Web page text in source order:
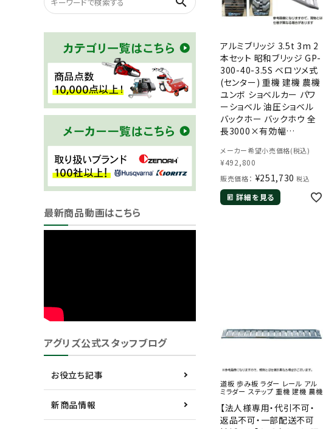
最新商品動画はこちら
アグリズ公式スタッフブログ
お役立ち記事
新商品情報
アルミブリッジ 3.5t 3m 2
本セット 昭和ブリッジ GP-
300-40-3.5S ベロツメ式
(センター) 重機 建機 農機
ユンボ ショベルカー パワ
ーショベル 油圧ショベル
バックホー バックホウ 全
長3000×有効幅
大積載3.5t 3.5トン ラダー
レール
メーカー希望小売価格(税込)
¥492,800
販売価格： ¥251,730 税込
詳細を見る
道板 歩み板 ラダー レール アル
ミラダー ステップ 重機 建機 農機
【法人様専用・代引不可・
返品不可・一部配送不可